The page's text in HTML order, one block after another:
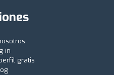
in
gratis